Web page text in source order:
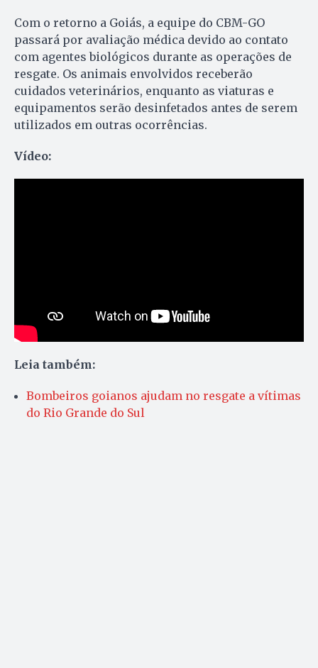
Com o retorno a Goiás, a equipe do CBM-GO
passará por avaliação médica devido ao contato
com agentes biológicos durante as operações de
resgate. Os animais envolvidos receberão
cuidados veterinários, enquanto as viaturas e
equipamentos serão desinfetados antes de serem
utilizados em outras ocorrências.
Vídeo:
Leia também:
Bombeiros goianos ajudam no resgate a vítimas
do Rio Grande do Sul